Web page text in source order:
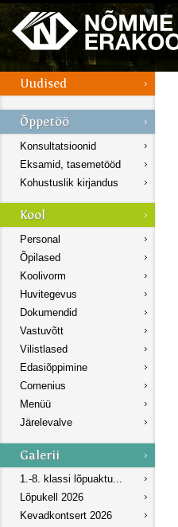
Konsultatsioonid
Eksamid, tasemetööd
Kohustuslik kirjandus
Personal
Õpilased
Koolivorm
Huvitegevus
Dokumendid
Vastuvõtt
Vilistlased
Edasiõppimine
Comenius
Menüü
Järelevalve
1.-8. klassi lõpuaktu...
Lõpukell 2026
Kevadkontsert 2026